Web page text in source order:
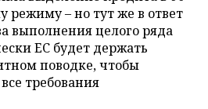
режиму – но тут же в ответ
выполнения целого ряда
ЕС будет держать
поводке, чтобы
требования